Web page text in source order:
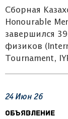
Сборная
Honourable
завершился
физиков
Tournament,
24Июн 26
Объявление